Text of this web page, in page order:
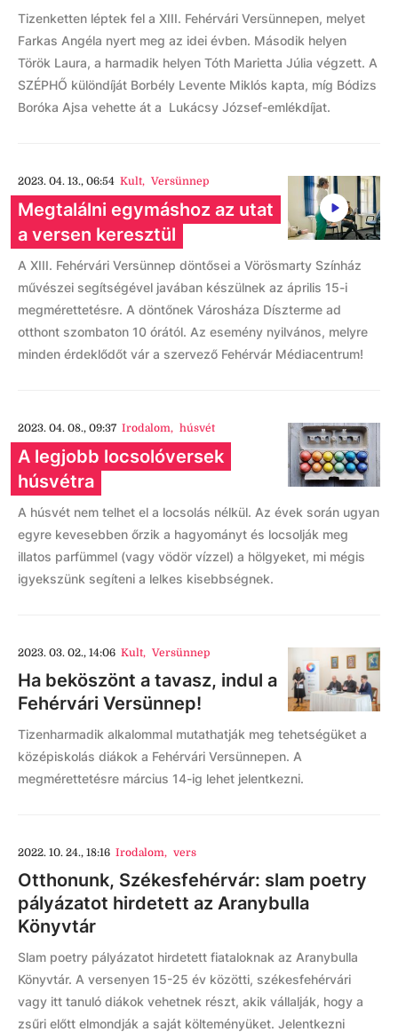
Tizenketten léptek fel a XIII. Fehérvári Versünnepen, melyet
Farkas Angéla nyert meg az idei évben. Második helyen
Török Laura, a harmadik helyen Tóth Marietta Júlia végzett. A
SZÉPHŐ különdíját Borbély Levente Miklós kapta, míg Bódizs
Boróka Ajsa vehette át a Lukácsy József-emlékdíjat.
2023. 04. 13., 06:54 Kult, Versünnep
Megtalálni egymáshoz az utat
a versen keresztül
A XIII. Fehérvári Versünnep döntősei a Vörösmarty Színház
művészei segítségével javában készülnek az április 15-i
megmérettetésre. A döntőnek Városháza Díszterme ad
otthont szombaton 10 órától. Az esemény nyilvános, melyre
minden érdeklődőt vár a szervező Fehérvár Médiacentrum!
2023. 04. 08., 09:37 Irodalom, húsvét
A legjobb locsolóversek
húsvétra
A húsvét nem telhet el a locsolás nélkül. Az évek során ugyan
egyre kevesebben őrzik a hagyományt és locsolják meg
illatos parfümmel (vagy vödör vízzel) a hölgyeket, mi mégis
igyekszünk segíteni a lelkes kisebbségnek.
2023. 03. 02., 14:06 Kult, Versünnep
Ha beköszönt a tavasz, indul a
Fehérvári Versünnep!
Tizenharmadik alkalommal mutathatják meg tehetségüket a
középiskolás diákok a Fehérvári Versünnepen. A
megmérettetésre március 14-ig lehet jelentkezni.
2022. 10. 24., 18:16 Irodalom, vers
Otthonunk, Székesfehérvár: slam poetry
pályázatot hirdetett az Aranybulla
Könyvtár
Slam poetry pályázatot hirdetett fiataloknak az Aranybulla
Könyvtár. A versenyen 15-25 év közötti, székesfehérvári
vagy itt tanuló diákok vehetnek részt, akik vállalják, hogy a
zsűri előtt elmondják a saját költeményüket. Jelentkezni